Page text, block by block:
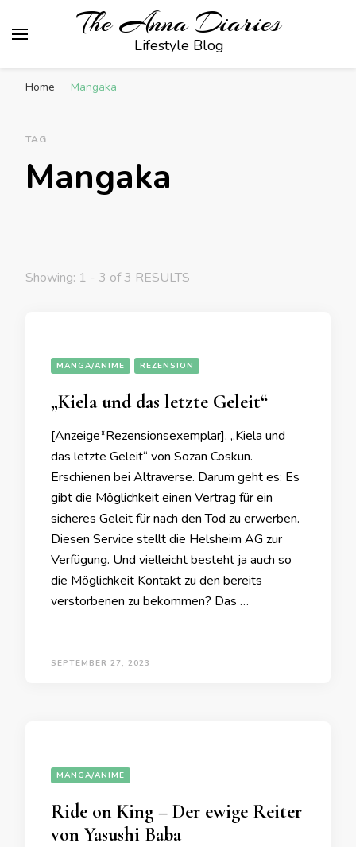
The Anna Diaries
Lifestyle Blog
Home Mangaka
TAG
Mangaka
Showing: 1 - 3 of 3 RESULTS
MANGA/ANIME REZENSION
„Kiela und das letzte Geleit“
[Anzeige*Rezensionsexemplar]. „Kiela und
das letzte Geleit“ von Sozan Coskun.
Erschienen bei Altraverse. Darum geht es: Es
gibt die Möglichkeit einen Vertrag für ein
sicheres Geleit für nach den Tod zu erwerben.
Diesen Service stellt die Helsheim AG zur
Verfügung. Und vielleicht besteht ja auch so
die Möglichkeit Kontakt zu den bereits
verstorbenen zu bekommen? Das …
SEPTEMBER 27, 2023
MANGA/ANIME
Ride on King – Der ewige Reiter
von Yasushi Baba